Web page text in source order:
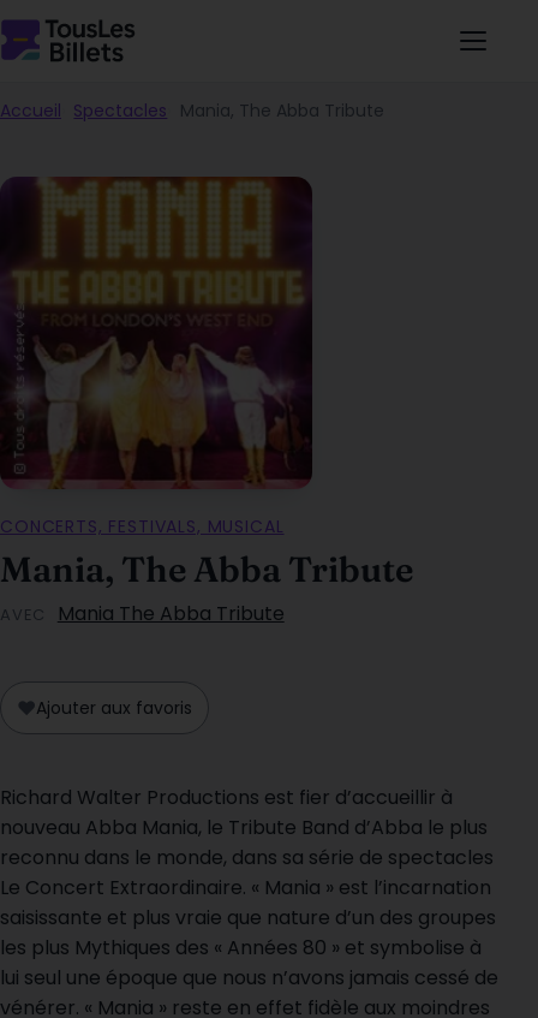
Accueil Spectacles Mania, The Abba Tribute
CONCERTS, FESTIVALS, MUSICAL
Mania, The Abba Tribute
AVEC Mania The Abba Tribute
♥Ajouter aux favoris
Richard Walter Productions est fier d’accueillir à
nouveau Abba Mania, le Tribute Band d’Abba le plus
reconnu dans le monde, dans sa série de spectacles
Le Concert Extraordinaire. « Mania » est l’incarnation
saisissante et plus vraie que nature d’un des groupes
les plus Mythiques des « Années 80 » et symbolise à
lui seul une époque que nous n’avons jamais cessé de
vénérer. « Mania » reste en effet fidèle aux moindres